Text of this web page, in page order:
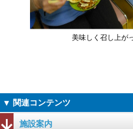
美味しく召し上が
施設案内